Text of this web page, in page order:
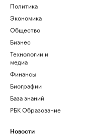
Политика
Экономика
Общество
Бизнес
Технологии и
медиа
Финансы
Биографии
База знаний
РБК Образование
Новости